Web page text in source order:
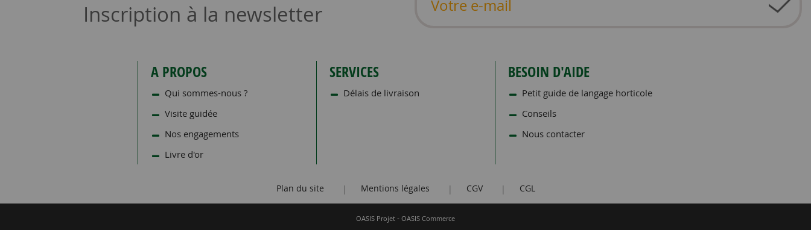
Inscription à la newsletter
A PROPOS
Qui sommes-nous ?
Visite guidée
Nos engagements
Livre d'or
SERVICES
Délais de livraison
BESOIN D'AIDE
Petit guide de langage horticole
Conseils
Nous contacter
Plan du site | Mentions légales | CGV | CGL
OASIS Projet - OASIS Commerce